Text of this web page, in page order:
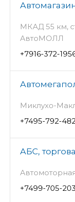
МКАД 55 км,
АвтоМОЛЛ
+7916-372-
Миклухо-
+7495-792-
АБС,
+7499-705-